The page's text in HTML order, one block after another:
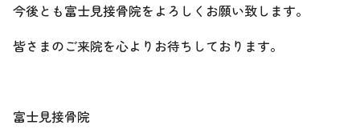
今後とも富士見接骨院をよろしくお願い致します。
皆さまのご来院を心よりお待ちしております。
富士見接骨院